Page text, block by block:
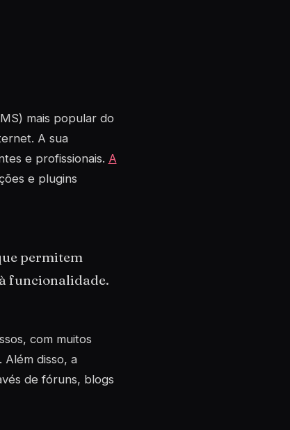
) mais popular do
A sua
e profissionais. A
e plugins
permitem
funcionalidade.
com muitos
disso, a
de fóruns, blogs